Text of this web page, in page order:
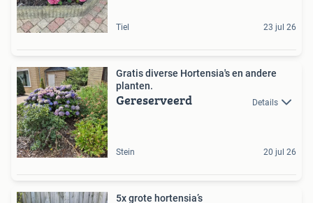
Tiel 23 jul 26
Gratis diverse Hortensia's en andere
planten.
Gereserveerd Details
Stein 20 jul 26
5x grote hortensia’s